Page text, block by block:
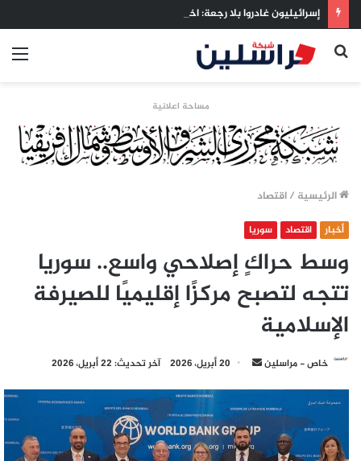
إسرائيليون غادروا بلا رجعة: اخترنا الهجرة لنعيش بلا خوف
بحث
مساحة اعلانية
الرئيسية /اقتصاد
أخبار اقتصاد سوريا
وسط حراكٍ إصلاحي واسع.. سوريا
تتجه لتصبح مركزًا إقليميًا للصيرفة
الإسلامية
خاص - مراسلين
أرسل
إلكترونيا
20 أبريل، 2026 آخر تحديث: 22 أبريل، 2026